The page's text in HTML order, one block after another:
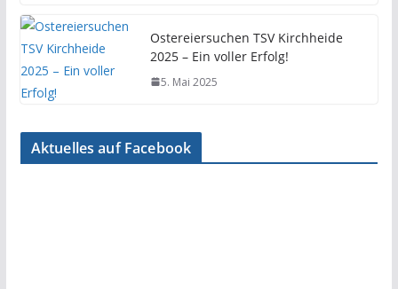
Ostereiersuchen TSV Kirchheide
2025 – Ein voller Erfolg!
5. Mai 2025
Aktuelles auf Facebook